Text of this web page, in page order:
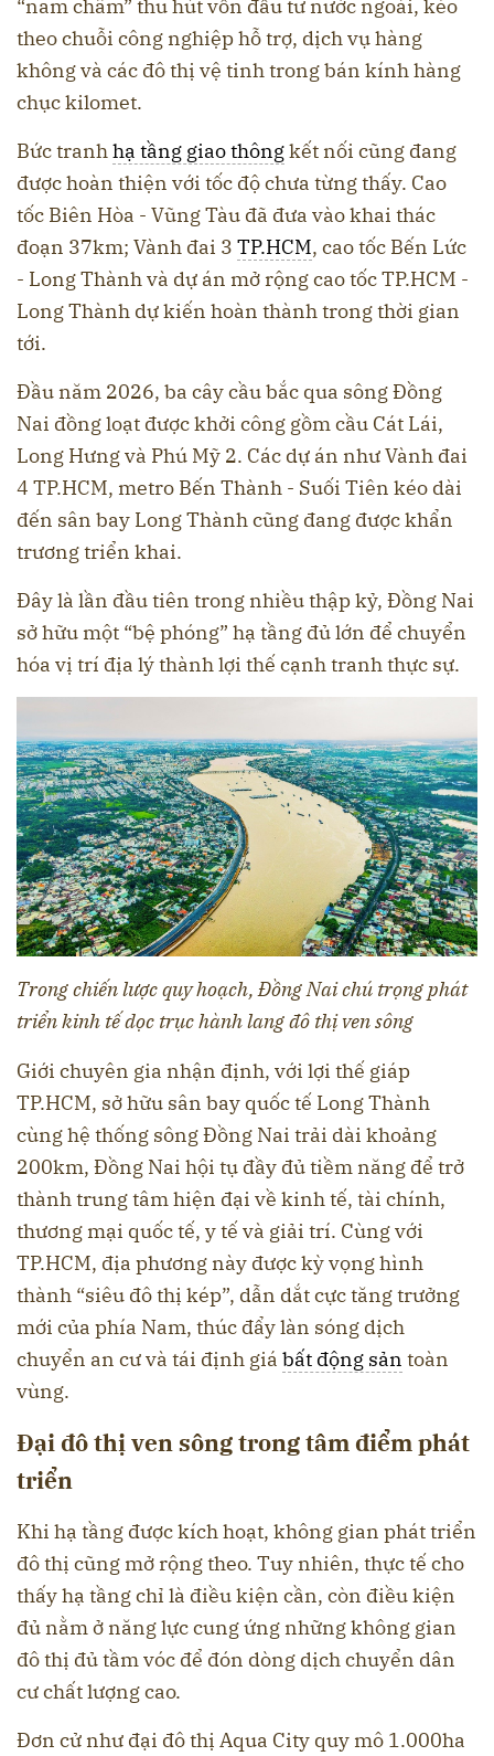
“nam châm” thu hút vốn đầu tư nước ngoài, kéo
theo chuỗi công nghiệp hỗ trợ, dịch vụ hàng
không và các đô thị vệ tinh trong bán kính hàng
chục kilomet.
Bức tranhhạ tầng giao thôngkết nối cũng đang
được hoàn thiện với tốc độ chưa từng thấy. Cao
tốc Biên Hòa - Vũng Tàu đã đưa vào khai thác
đoạn 37km; Vành đai 3 TP.HCM, cao tốc Bến Lức
- Long Thành và dự án mở rộng cao tốc TP.HCM -
Long Thành dự kiến hoàn thành trong thời gian
tới.
Đầu năm 2026, ba cây cầu bắc qua sông Đồng
Nai đồng loạt được khởi công gồm cầu Cát Lái,
Long Hưng và Phú Mỹ 2. Các dự án như Vành đai
4 TP.HCM, metro Bến Thành - Suối Tiên kéo dài
đến sân bay Long Thành cũng đang được khẩn
trương triển khai.
Đây là lần đầu tiên trong nhiều thập kỷ, Đồng Nai
sở hữu một “bệ phóng” hạ tầng đủ lớn để chuyển
hóa vị trí địa lý thành lợi thế cạnh tranh thực sự.
Trong chiến lược quy hoạch, Đồng Nai chú trọng phát
triển kinh tế dọc trục hành lang đô thị ven sông
Giới chuyên gia nhận định, với lợi thế giáp
TP.HCM, sở hữu sân bay quốc tế Long Thành
cùng hệ thống sông Đồng Nai trải dài khoảng
200km, Đồng Nai hội tụ đầy đủ tiềm năng để trở
thành trung tâm hiện đại về kinh tế, tài chính,
thương mại quốc tế, y tế và giải trí. Cùng với
TP.HCM, địa phương này được kỳ vọng hình
thành “siêu đô thị kép”, dẫn dắt cực tăng trưởng
mới của phía Nam, thúc đẩy làn sóng dịch
chuyển an cư và tái định giá bất động sản toàn
vùng.
Đại đô thị ven sông trong tâm điểm phát
triển
Khi hạ tầng được kích hoạt, không gian phát triển
đô thị cũng mở rộng theo. Tuy nhiên, thực tế cho
thấy hạ tầng chỉ là điều kiện cần, còn điều kiện
đủ nằm ở năng lực cung ứng những không gian
đô thị đủ tầm vóc để đón dòng dịch chuyển dân
cư chất lượng cao.
Đơn cử như đại đô thị Aqua City quy mô 1.000ha